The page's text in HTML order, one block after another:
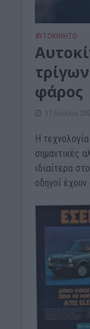
ΑΥΤΟΚΙΝΗΤΟ
φάρος
17 Ιουλίου
Η
σημαντικές
ιδιαίτερα
οδηγοί έχουν